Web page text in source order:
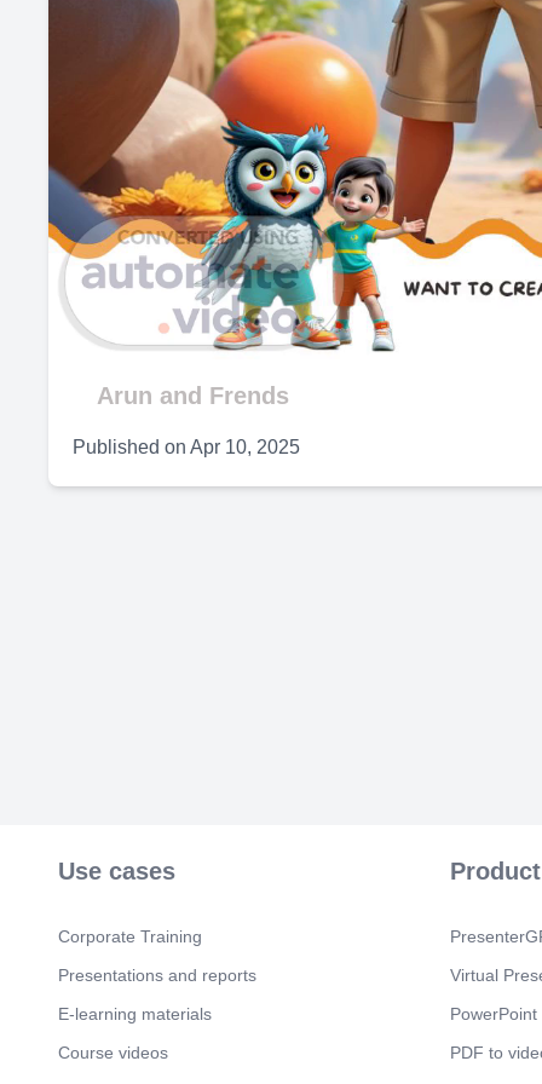
Arun and Frends
Published on Apr 10, 2025
Use cases
Corporate Training
Presentations and reports
E-learning materials
Course videos
Product
Virtual
PDF to